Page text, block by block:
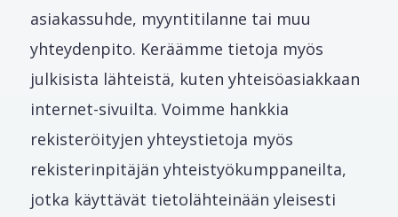
asiakassuhde, myyntitilanne tai muu
yhteydenpito. Keräämme tietoja myös
julkisista lähteistä, kuten yhteisöasiakkaan
internet-sivuilta. Voimme hankkia
rekisteröityjen yhteystietoja myös
rekisterinpitäjän yhteistyökumppaneilta,
jotka käyttävät tietolähteinään yleisesti